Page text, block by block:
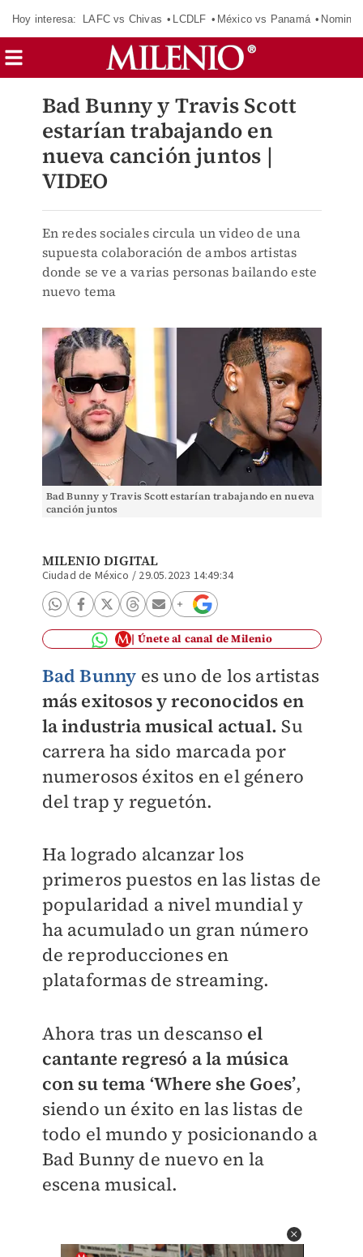
Hoy interesa: LAFC vs Chivas LCDLF México vs Panamá
Bad Bunny y Travis Scott
estarían trabajando en
nueva canción juntos |
VIDEO
En redes sociales circula un video de una
supuesta colaboración de ambos artistas
donde se ve a varias personas bailando este
nuevo tema
Bad Bunny y Travis Scott estarían trabajando en nueva
canción juntos
MILENIO DIGITAL
Ciudad de México / 29.05.2023 14:49:34
Únete al canal de Milenio
Bad Bunny es uno de los artistas
más exitosos y reconocidos en
la industria musical actual. Su
carrera ha sido marcada por
numerosos éxitos en el género
del trap y reguetón.
Ha logrado alcanzar los
primeros puestos en las listas de
popularidad a nivel mundial y
ha acumulado un gran número
de reproducciones en
plataformas de streaming.
Ahora tras un descanso el
cantante regresó a la música
con su tema ‘Where she Goes’,
siendo un éxito en las listas de
todo el mundo y posicionando a
Bad Bunny de nuevo en la
escena musical.